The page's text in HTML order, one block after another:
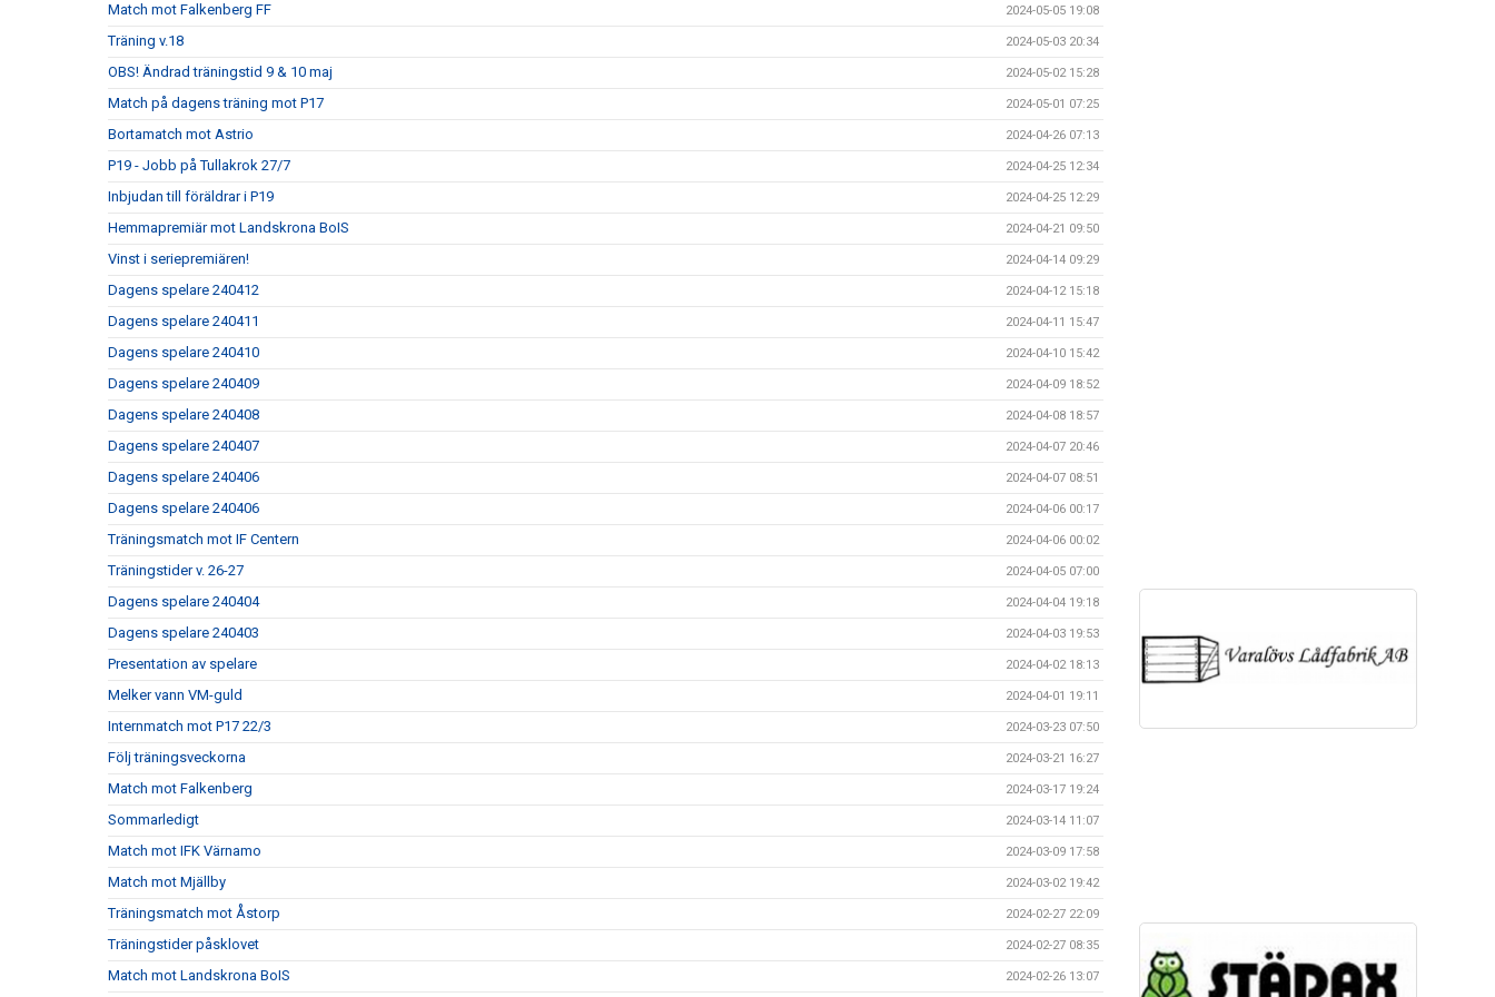
Match mot Falkenberg FF 2024-05-05 19:08
Träning v.18 2024-05-03 20:34
OBS! Ändrad träningstid 9 & 10 maj 2024-05-02 15:28
Match på dagens träning mot P17 2024-05-01 07:25
Bortamatch mot Astrio 2024-04-26 07:13
P19 - Jobb på Tullakrok 27/7 2024-04-25 12:34
Inbjudan till föräldrar i P19 2024-04-25 12:29
Hemmapremiär mot Landskrona BoIS 2024-04-21 09:50
Vinst i seriepremiären! 2024-04-14 09:29
Dagens spelare 240412 2024-04-12 15:18
Dagens spelare 240411 2024-04-11 15:47
Dagens spelare 240410 2024-04-10 15:42
Dagens spelare 240409 2024-04-09 18:52
Dagens spelare 240408 2024-04-08 18:57
Dagens spelare 240407 2024-04-07 20:46
Dagens spelare 240406 2024-04-07 08:51
Dagens spelare 240406 2024-04-06 00:17
Träningsmatch mot IF Centern 2024-04-06 00:02
Träningstider v. 26-27 2024-04-05 07:00
Dagens spelare 240404 2024-04-04 19:18
Dagens spelare 240403 2024-04-03 19:53
Presentation av spelare 2024-04-02 18:13
Melker vann VM-guld 2024-04-01 19:11
Internmatch mot P17 22/3 2024-03-23 07:50
Följ träningsveckorna 2024-03-21 16:27
Match mot Falkenberg 2024-03-17 19:24
Sommarledigt 2024-03-14 11:07
Match mot IFK Värnamo 2024-03-09 17:58
Match mot Mjällby 2024-03-02 19:42
Träningsmatch mot Åstorp 2024-02-27 22:09
Träningstider påsklovet 2024-02-27 08:35
Match mot Landskrona BoIS 2024-02-26 13:07